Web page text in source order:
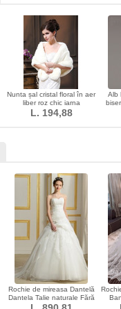
Nunta șal cristal floral în aer
liber roz chic iarna
L. 194,88
Alb
Rochie de mireasa Dantelă
Dantela Talie naturale Fără
curele